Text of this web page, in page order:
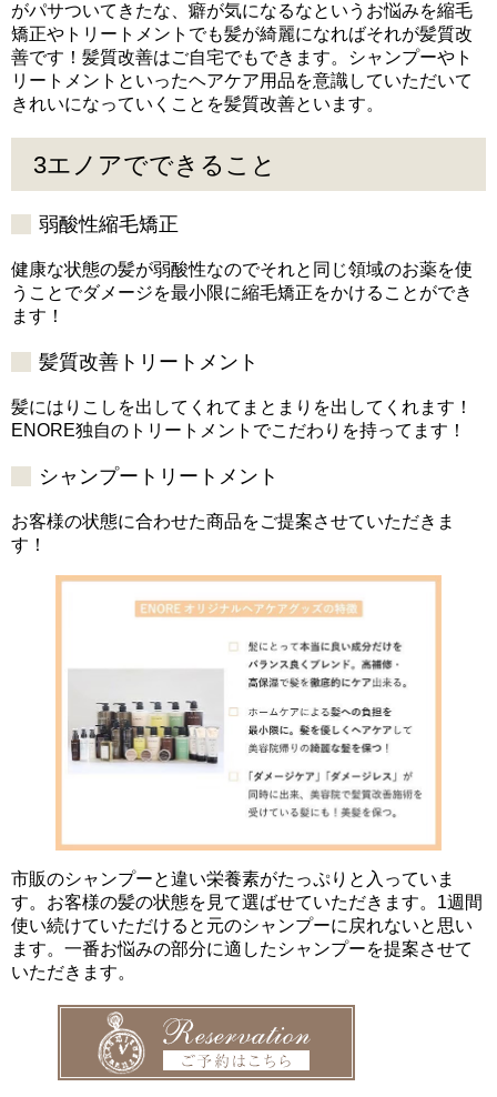
がパサついてきたな、癖が気になるなというお悩みを縮毛
矯正やトリートメントでも髪が綺麗になればそれが髪質改
善です！髪質改善はご自宅でもできます。シャンプーやト
リートメントといったヘアケア用品を意識していただいて
きれいになっていくことを髪質改善といます。
3エノアでできること
弱酸性縮毛矯正
健康な状態の髪が弱酸性なのでそれと同じ領域のお薬を使
うことでダメージを最小限に縮毛矯正をかけることができ
ます！
髪質改善トリートメント
髪にはりこしを出してくれてまとまりを出してくれます！
ENORE独自のトリートメントでこだわりを持ってます！
シャンプートリートメント
お客様の状態に合わせた商品をご提案させていただきま
す！
市販のシャンプーと違い栄養素がたっぷりと入っていま
す。お客様の髪の状態を見て選ばせていただきます。1週間
使い続けていただけると元のシャンプーに戻れないと思い
ます。一番お悩みの部分に適したシャンプーを提案させて
いただきます。